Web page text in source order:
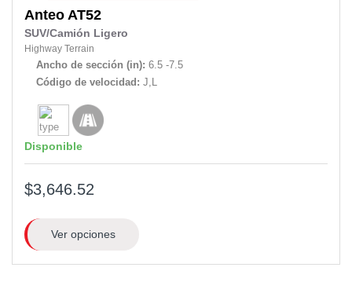
Anteo AT52
SUV/Camión Ligero
Highway Terrain
Ancho de sección (in): 6.5 -7.5
Código de velocidad: J,L
Disponible
$3,646.52
Ver opciones